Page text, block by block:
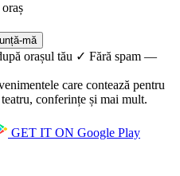
mă
orașul tău ✓ Fără spam —
care contează pentru
conferințe și mai mult.
GET IT ON Google Play